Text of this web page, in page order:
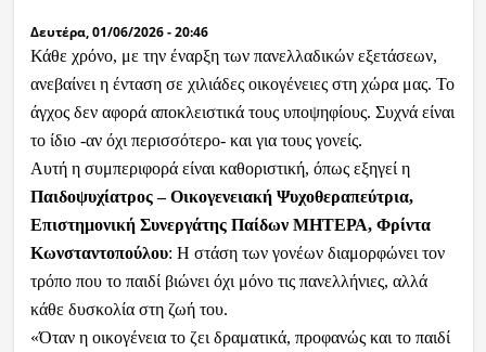
Δευτέρα, 01/06/2026 - 20:46
Κάθε χρόνο, με την έναρξη των πανελλαδικών εξετάσεων,
ανεβαίνει η ένταση σε χιλιάδες οικογένειες στη χώρα μας. Το
άγχος δεν αφορά αποκλειστικά τους υποψηφίους. Συχνά είναι
το ίδιο -αν όχι περισσότερο- και για τους γονείς.
Αυτή η συμπεριφορά είναι καθοριστική, όπως εξηγεί η
Παιδοψυχίατρος – Οικογενειακή Ψυχοθεραπεύτρια,
Επιστημονική Συνεργάτης Παίδων ΜΗΤΕΡΑ, Φρίντα
Κωνσταντοπούλου: Η στάση των γονέων διαμορφώνει τον
τρόπο που το παιδί βιώνει όχι μόνο τις πανελλήνιες, αλλά
κάθε δυσκολία στη ζωή του.
«Όταν η οικογένεια το ζει δραματικά, προφανώς και το παιδί